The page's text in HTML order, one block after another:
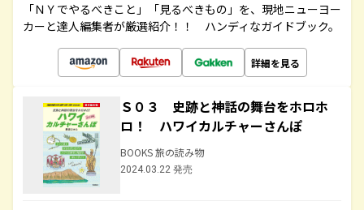
「ＮＹでやるべきこと」「見るべきもの」を、現地ニューヨー
カーと達人編集者が厳選紹介！！ ハンディなガイドブック。
詳細を見る
Ｓ０３ 史跡と神話の舞台をホロホ
ロ！ ハワイカルチャーさんぽ
BOOKS 旅の読み物
2024.03.22 発売